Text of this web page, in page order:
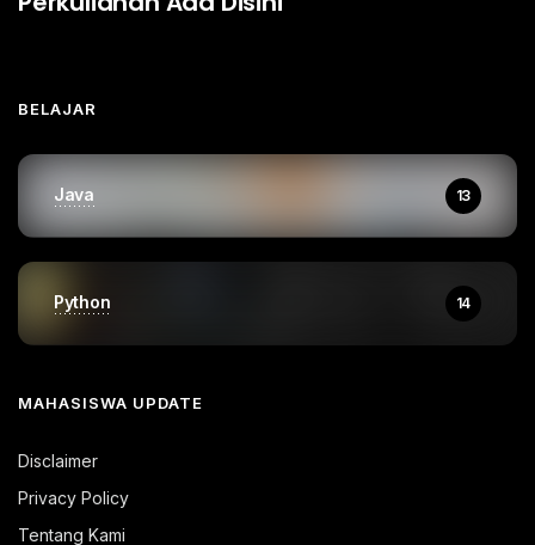
BELAJAR
Java 13
Python 14
MAHASISWA UPDATE
Disclaimer
Privacy Policy
Tentang Kami